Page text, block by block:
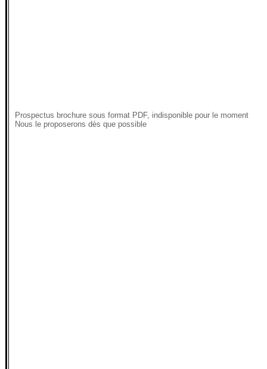
Prospectus brochure sous format PDF, indisponible pour le moment
Nous le proposerons dès que possible